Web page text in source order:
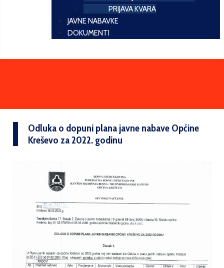
PRIJAVA KVARA
JAVNE NABAVKE
DOKUMENTI
Odluka o dopuni plana javne nabave Općine
Kreševo za 2022. godinu